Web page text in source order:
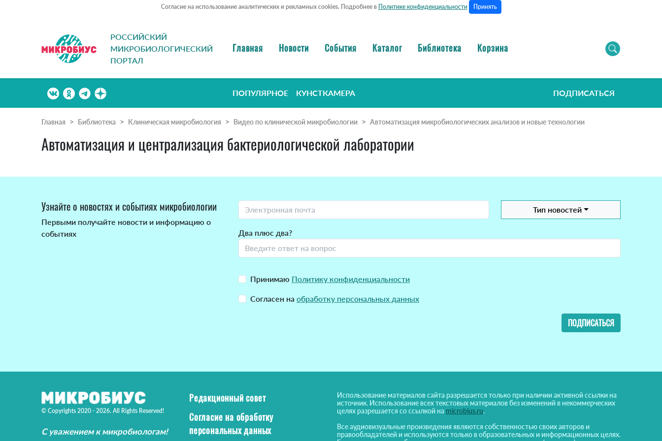
Согласие на использование аналитических и рекламных cookies. Подробнее в Политике конфиденциальности Принять
РОССИЙСКИЙ
МИКРОБИОЛОГИЧЕСКИЙ
ПОРТАЛ
Главная Новости События Каталог Библиотека Корзина
ПОПУЛЯРНОЕ КУНСТКАМЕРА ПОДПИСАТЬСЯ
Главная Библиотека Клиническая микробиология Видео по клинической микробиологии Автоматизация микробиологических анализов и новые технологии
Автоматизация и централизация бактериологической лаборатории
Узнайте о новостях и событиях микробиологии
Первыми получайте новости и информацию о
событиях
Тип новостей
Два плюс два?
Принимаю Политику конфиденциальности
Согласен на обработку персональных данных
ПОДПИСАТЬСЯ
© Copyrights 2020 - 2026. All Rights Reserved!
С уважением к микробиологам!
Редакционный совет
Согласие на обработку
персональных данных
Использование материалов сайта разрешается только при наличии активной ссылки на
источник. Использование всех текстовых материалов без изменений в некоммерческих
целях разрешается со ссылкой на microbius.ru.
Все аудиовизуальные произведения являются собственностью своих авторов и
правообладателей и используются только в образовательных и информационных целях.